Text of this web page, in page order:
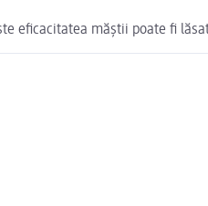
eficacitatea măștii poate fi